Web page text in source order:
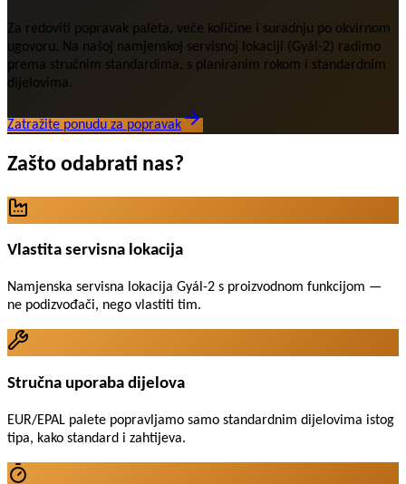
Za redoviti popravak paleta, veće količine i suradnju po okvirnom
ugovoru. Na našoj namjenskoj servisnoj lokaciji (Gyál-2) radimo
prema stručnim standardima, s planiranim rokom i standardnim
dijelovima.
Zatražite ponudu za popravak
Zašto odabrati nas?
Vlastita servisna lokacija
Namjenska servisna lokacija Gyál-2 s proizvodnom funkcijom —
ne podizvođači, nego vlastiti tim.
Stručna uporaba dijelova
EUR/EPAL palete popravljamo samo standardnim dijelovima istog
tipa, kako standard i zahtijeva.